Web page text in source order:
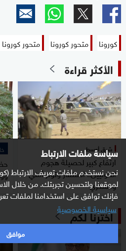
سياسة ملفات الارتباط
نحن نستخدم ملفات تعريف الارتباط
لموقعنا ولتحسين تجربتك. من خلال
فإنك توافق على استخدامنا لملفات
سياسية الخصوصية
موافق
كورونا متحور كورونا متحور
الأكثر قراءة
شرق أوسط
ارتفاع كبير لحصيلة هجوم
الحوثيين.. استنفار وتوتر أمني
وعسكري
اخترنا لكم